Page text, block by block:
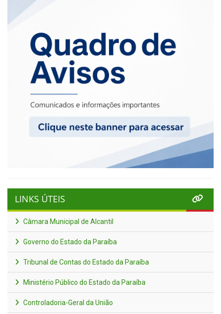
LINKS ÚTEIS
Câmara Municipal de Alcantil
Governo do Estado da Paraíba
Tribunal de Contas do Estado da Paraíba
Ministério Público do Estado da Paraíba
Controladoria-Geral da União